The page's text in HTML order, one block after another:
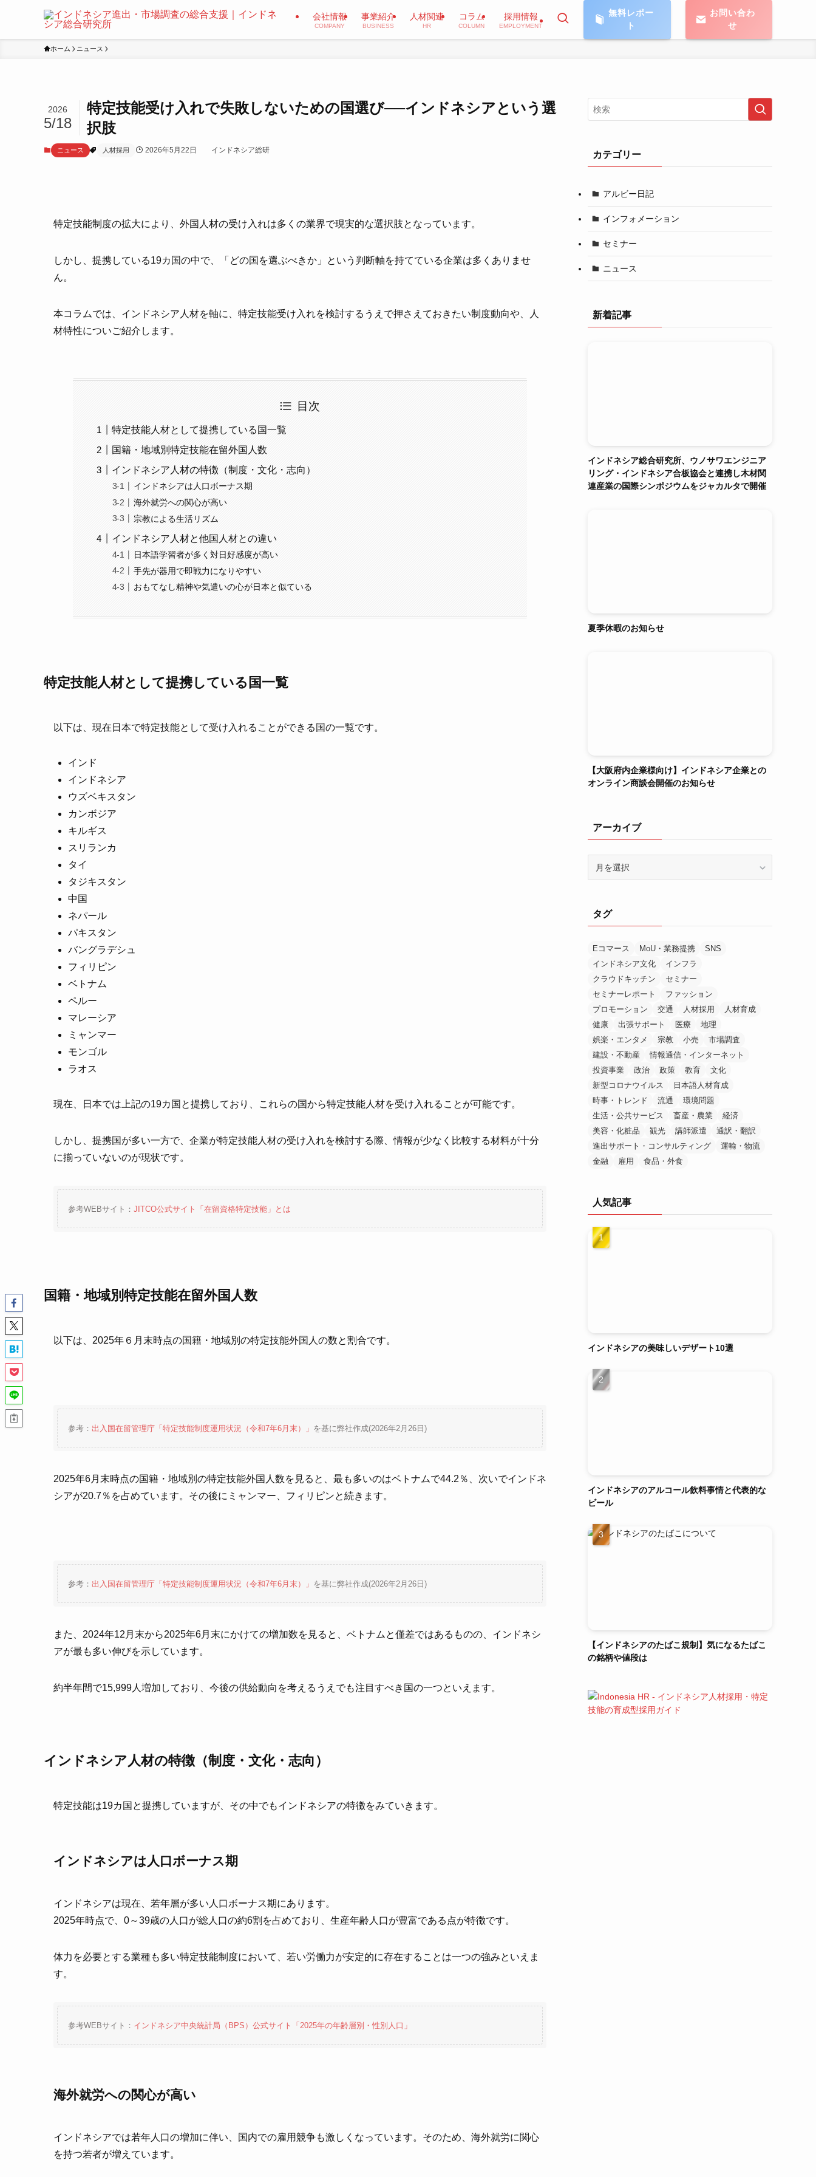
会社情報
COMPANY
事業紹介
BUSINESS
人材関連
HR
コラム
COLUMN
採用情報
EMPLOYMENT
無料レポー
ト
お問い合わ
せ
ホーム ニュース
特定技能受け入れで失敗しないための国選び──インドネシアという選
択肢
2026
5/18
ニュース 人材採用 2026年5月22日 インドネシア総研
特定技能制度の拡大により、外国人材の受け入れは多くの業界で現実的な選択肢となっています。
しかし、提携している19カ国の中で、「どの国を選ぶべきか」という判断軸を持てている企業は多くありませ
ん。
本コラムでは、インドネシア人材を軸に、特定技能受け入れを検討するうえで押さえておきたい制度動向や、人
材特性についご紹介します。
目次
特定技能人材として提携している国一覧
国籍・地域別特定技能在留外国人数
インドネシア人材の特徴（制度・文化・志向）
インドネシアは人口ボーナス期
海外就労への関心が高い
宗教による生活リズム
インドネシア人材と他国人材との違い
日本語学習者が多く対日好感度が高い
手先が器用で即戦力になりやすい
おもてなし精神や気遣いの心が日本と似ている
特定技能人材として提携している国一覧
以下は、現在日本で特定技能として受け入れることができる国の一覧です。
インド
インドネシア
ウズベキスタン
カンボジア
キルギス
スリランカ
タイ
タジキスタン
中国
ネパール
パキスタン
バングラデシュ
フィリピン
ベトナム
ペルー
マレーシア
ミャンマー
モンゴル
ラオス
現在、日本では上記の19カ国と提携しており、これらの国から特定技能人材を受け入れることが可能です。
しかし、提携国が多い一方で、企業が特定技能人材の受け入れを検討する際、情報が少なく比較する材料が十分
に揃っていないのが現状です。
参考WEBサイト： JITCO公式サイト「在留資格特定技能」とは
国籍・地域別特定技能在留外国人数
以下は、2025年６月末時点の国籍・地域別の特定技能外国人の数と割合です。
参考： 出入国在留管理庁「特定技能制度運用状況（令和7年6月末）」 を基に弊社作成(2026年2月26日)
2025年6月末時点の国籍・地域別の特定技能外国人数を見ると、最も多いのはベトナムで44.2％、次いでインドネ
シアが20.7％を占めています。その後にミャンマー、フィリピンと続きます。
参考： 出入国在留管理庁「特定技能制度運用状況（令和7年6月末）」 を基に弊社作成(2026年2月26日)
また、2024年12月末から2025年6月末にかけての増加数を見ると、ベトナムと僅差ではあるものの、インドネシ
アが最も多い伸びを示しています。
約半年間で15,999人増加しており、今後の供給動向を考えるうえでも注目すべき国の一つといえます。
インドネシア人材の特徴（制度・文化・志向）
特定技能は19カ国と提携していますが、その中でもインドネシアの特徴をみていきます。
インドネシアは人口ボーナス期
インドネシアは現在、若年層が多い人口ボーナス期にあります。
2025年時点で、0～39歳の人口が総人口の約6割を占めており、生産年齢人口が豊富である点が特徴です。
体力を必要とする業種も多い特定技能制度において、若い労働力が安定的に存在することは一つの強みといえま
す。
参考WEBサイト： インドネシア中央統計局（BPS）公式サイト「2025年の年齢層別・性別人口」
海外就労への関心が高い
インドネシアでは若年人口の増加に伴い、国内での雇用競争も激しくなっています。そのため、海外就労に関心
を持つ若者が増えています。
カテゴリー
アルビー日記
インフォメーション
セミナー
ニュース
新着記事
インドネシア総合研究所、ウノサワエンジニア
リング・インドネシア合板協会と連携し木材関
連産業の国際シンポジウムをジャカルタで開催
夏季休暇のお知らせ
【大阪府内企業様向け】インドネシア企業との
オンライン商談会開催のお知らせ
アーカイブ
ブタグ
Eコマース MoU・業務提携
SNS
インドネシア文化
インフラ
クラウドキッチン
セミナー
セミナーレポート
ファッション
プロモーション
交通 人材採用
人材育成
健康
出張サポート 医療
地理
娯楽・エンタメ
宗教 小売
市場調査
建設・不動産
情報通信・インターネット
投資事業
政治 政策 教育
文化
新型コロナウイルス
日本語人材育成
時事・トレンド
流通
環境問題
生活・公共サービス
畜産・農業
経済
美容・化粧品
観光 講師派遣
通訳・翻訳
進出サポート・コンサルティング
運輸・物流
金融
雇用 食品・外食
人気記事
インドネシアの美味しいデザート10選
インドネシアのアルコール飲料事情と代表的な
ビール
【インドネシアのたばこ規制】気になるたばこ
の銘柄や値段は